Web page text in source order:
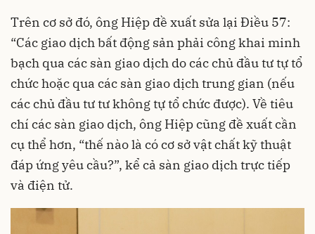
Trên cơ sở đó, ông Hiệp đề xuất sửa lại Điều 57:
“Các giao dịch bất động sản phải công khai minh
bạch qua các sàn giao dịch do các chủ đầu tư tự tổ
chức hoặc qua các sàn giao dịch trung gian (nếu
các chủ đầu tư tư không tự tổ chức được). Về tiêu
chí các sàn giao dịch, ông Hiệp cũng đề xuất cần
cụ thể hơn, “thế nào là có cơ sở vật chất kỹ thuật
đáp ứng yêu cầu?”, kể cả sàn giao dịch trực tiếp
và điện tử.